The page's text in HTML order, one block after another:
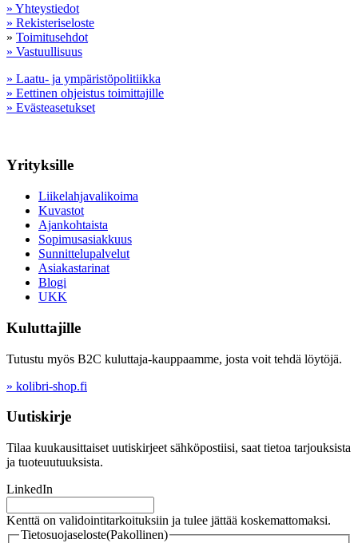
» Yhteystiedot
» Rekisteriseloste
» Toimitusehdot
» Vastuullisuus
» Laatu- ja ympäristöpolitiikka
» Eettinen ohjeistus toimittajille
» Evästeasetukset
Yrityksille
Liikelahjavalikoima
Kuvastot
Ajankohtaista
Sopimusasiakkuus
Sunnittelupalvelut
Asiakastarinat
Blogi
UKK
Kuluttajille
Tutustu myös B2C kuluttaja-kauppaamme, josta voit tehdä löytöjä.
» kolibri-shop.fi
Uutiskirje
Tilaa kuukausittaiset uutiskirjeet sähköpostiisi, saat tietoa tarjouksista
ja tuoteuutuuksista.
LinkedIn
Kenttä on validointitarkoituksiin ja tulee jättää koskemattomaksi.
Tietosuojaseloste(Pakollinen)